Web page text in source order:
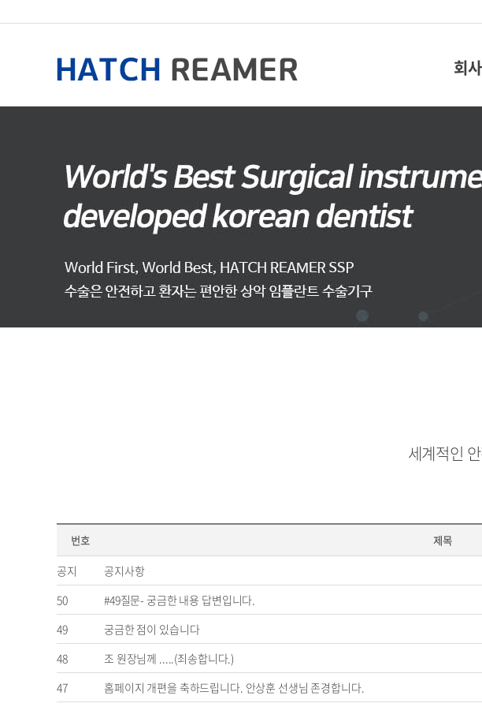
회
세계적인
번호 제목
공지 공지사항
50
#49질문- 궁금한 내용 답변입니다.
49
궁금한 점이 있습니다
48
조 원장님께 .....(죄송합니다.)
47
홈페이지 개편을 축하드립니다. 안상훈 선생님 존경합니다.